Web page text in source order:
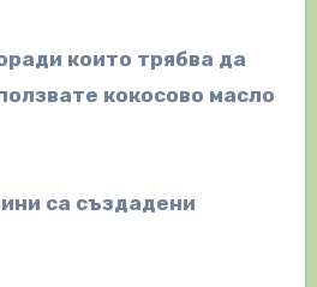
които трябва да
кокосово масло
са създадени